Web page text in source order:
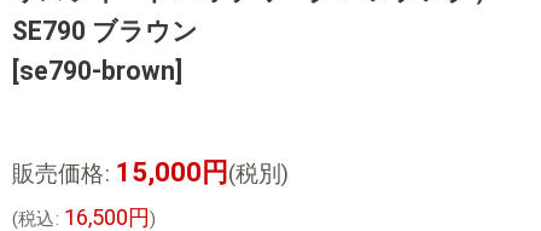
SE790 ブラウン
[se790-brown]
販売価格: 15,000円(税別)
(税込: 16,500円)